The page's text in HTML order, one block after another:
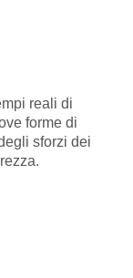
reali di
forme di
sforzi dei